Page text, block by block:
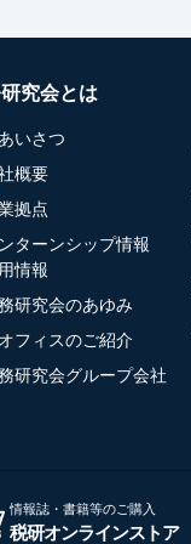
究会とは
いさつ
概要
拠点
ターンシップ情報
情報
研究会のあゆみ
フィスのご紹介
研究会グループ会社
情報誌・書籍等のご購入
税研オンラインストア